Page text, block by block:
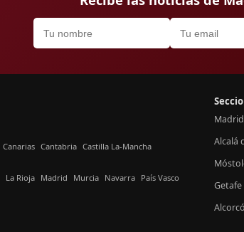
Canarias Cantabria Castilla La-Mancha
La Rioja Madrid Murcia Navarra País Vasco
Madrid
Alcalá
Getafe